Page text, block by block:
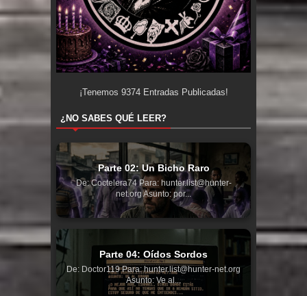
¡Tenemos 9374Entradas Publicadas!
¿NO SABES QUÉ LEER?
Parte 02: Un Bicho Raro
De: Coctelera74 Para: hunter.list@hunter-
net.org Asunto: por...
Parte 04: Oídos Sordos
De: Doctor119 Para: hunter.list@hunter-net.org
Asunto: Ve al...